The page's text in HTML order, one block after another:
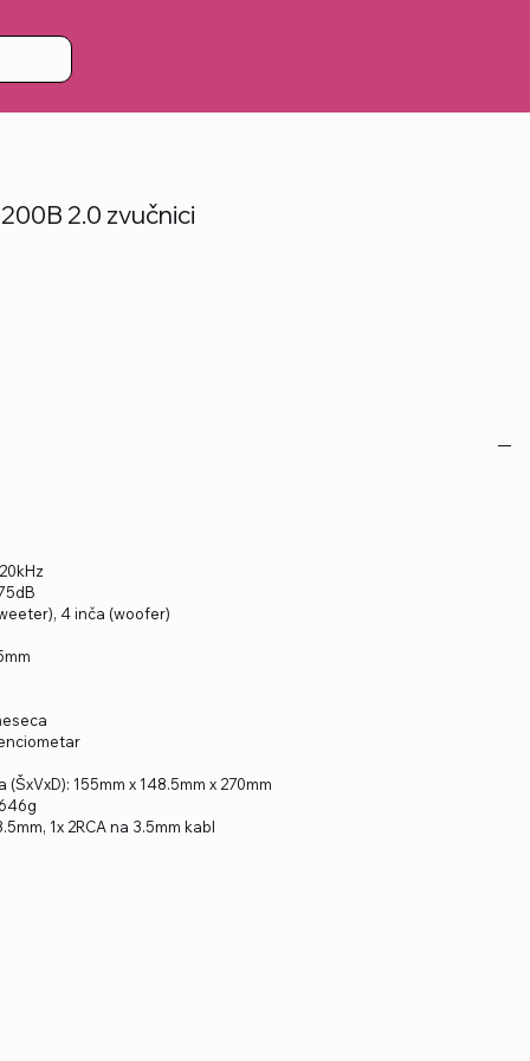
2.0 zvučnici
4 inča (woofer)
155mm x 148.5mm x 270mm
1x 2RCA na 3.5mm kabl